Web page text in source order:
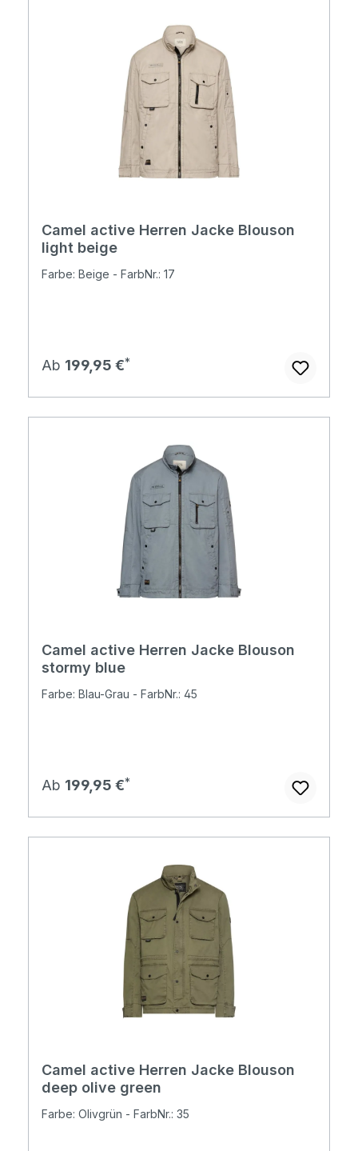
Camel active Herren Jacke Blouson
light beige
Farbe: Beige - FarbNr.: 17
Regulärer Preis:
Ab 199,95 €
Camel active Herren Jacke Blouson
stormy blue
Farbe: Blau-Grau - FarbNr.: 45
Regulärer Preis:
Ab 199,95 €
Camel active Herren Jacke Blouson
deep olive green
Farbe: Olivgrün - FarbNr.: 35